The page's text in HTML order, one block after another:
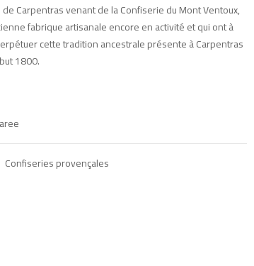
Carpentras venant de la Confiserie du Mont Ventoux,
fabrique artisanale encore en activité et qui ont à
cette tradition ancestrale présente à Carpentras
1800.
Confiseries provençales